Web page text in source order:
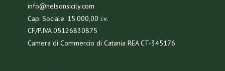
info@nelsonsicily.com
Cap. Sociale: 15.000,00 i.v.
CF/P.IVA 05126830875
Camera di Commercio di Catania REA CT-345176